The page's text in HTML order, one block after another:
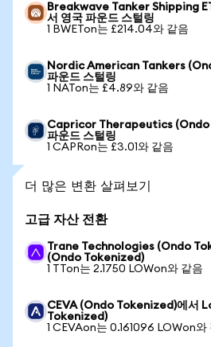
Breakwave Tanker Shipping
서 영국 파운드 스털링
1 BWETon는 £214.04와 같음
Nordic American Tankers
파운드 스털링
1 NATon는 £4.89와 같음
Capricor Therapeutics (Ondo
파운드 스털링
1 CAPRon는 £3.01와 같음
더 많은 변환 살펴보기
고급 자산 전환
Trane Technologies (Ondo
(Ondo Tokenized)
1 TTon는 2.1750 LOWon와 같음
CEVA (Ondo Tokenized)에서
Tokenized)
1 CEVAon는 0.161096 LOWon와